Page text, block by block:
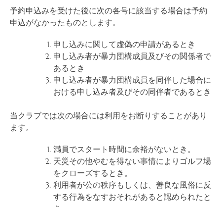
予約申込みを受けた後に次の各号に該当する場合は予約
申込がなかったものとします。
申し込みに関して虚偽の申請があるとき
申し込み者が暴力団構成員及びその関係者で
あるとき
申し込み者が暴力団構成員を同伴した場合に
おける申し込み者及びその同伴者であるとき
当クラブでは次の場合には利用をお断りすることがあり
ます。
満員でスタート時間に余裕がないとき。
天災その他やむを得ない事情によりゴルフ場
をクローズするとき。
利用者が公の秩序もしくは、善良な風俗に反
する行為をなすおそれがあると認められたと